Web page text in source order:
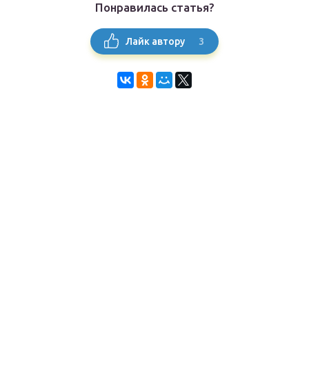
Понравилась статья?
Лайк автору 3